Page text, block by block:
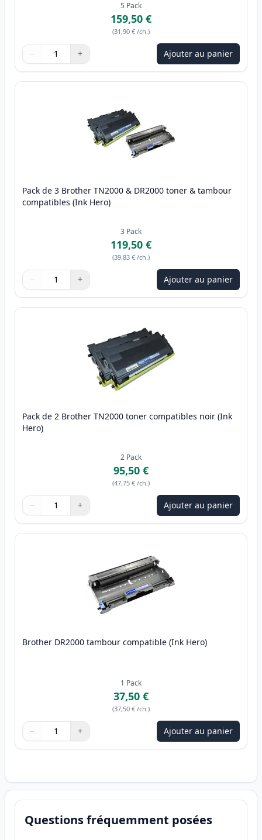
5 Pack
159,50 €
(31,90 € /ch.)
Quantité
Utilisez les boutons pour ajuster
− +
Quantité Ajouter au panier
Pack de 3 Brother TN2000 & DR2000 toner & tambour
compatibles (Ink Hero)
3 Pack
119,50 €
(39,83 € /ch.)
Quantité
Utilisez les boutons pour ajuster
− +
Quantité Ajouter au panier
Pack de 2 Brother TN2000 toner compatibles noir (Ink
Hero)
2 Pack
95,50 €
(47,75 € /ch.)
Quantité
Utilisez les boutons pour ajuster
− +
Quantité Ajouter au panier
Brother DR2000 tambour compatible (Ink Hero)
1 Pack
37,50 €
(37,50 € /ch.)
Quantité
Utilisez les boutons pour ajuster
− +
Quantité Ajouter au panier
Questions fréquemment posées